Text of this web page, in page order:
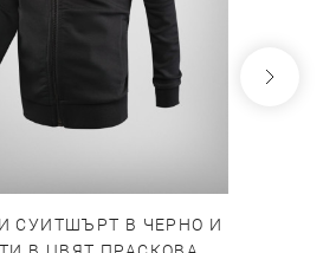
СУИТШЪРТ В ЧЕРНО И